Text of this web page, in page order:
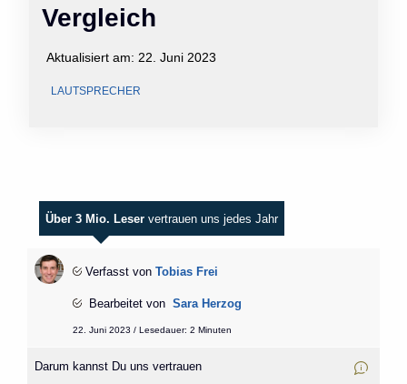
Vergleich
Aktualisiert am: 22. Juni 2023
LAUTSPRECHER
Über 3 Mio. Leser vertrauen uns jedes Jahr
Verfasst von Tobias Frei
Bearbeitet von Sara Herzog
22. Juni 2023 / Lesedauer: 2 Minuten
Darum kannst Du uns vertrauen